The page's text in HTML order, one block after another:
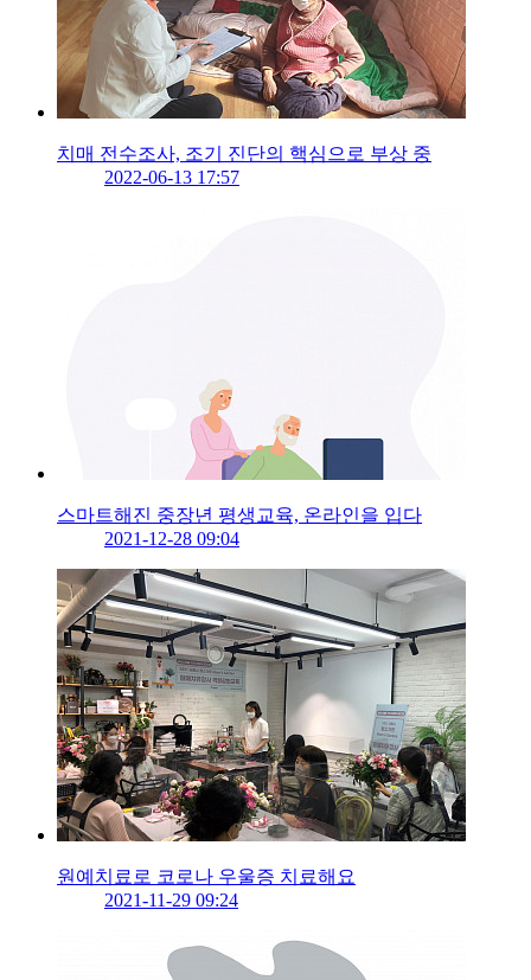
치매 전수조사, 조기 진단의 핵심으로 부상 중
2022-06-13 17:57
스마트해진 중장년 평생교육, 온라인을 입다
2021-12-28 09:04
원예치료로 코로나 우울증 치료해요
2021-11-29 09:24